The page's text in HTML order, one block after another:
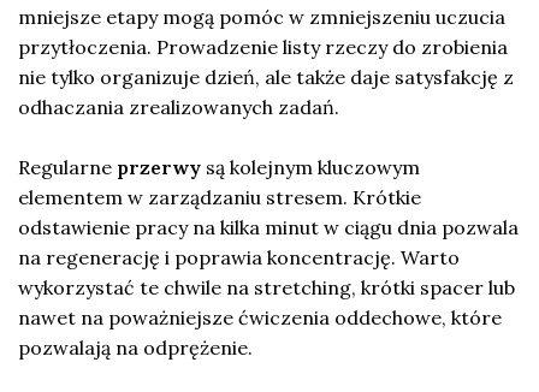
mniejsze etapy mogą pomóc w zmniejszeniu uczucia
przytłoczenia. Prowadzenie listy rzeczy do zrobienia
nie tylko organizuje dzień, ale także daje satysfakcję z
odhaczania zrealizowanych zadań.
Regularne przerwy są kolejnym kluczowym
elementem w zarządzaniu stresem. Krótkie
odstawienie pracy na kilka minut w ciągu dnia pozwala
na regenerację i poprawia koncentrację. Warto
wykorzystać te chwile na stretching, krótki spacer lub
nawet na poważniejsze ćwiczenia oddechowe, które
pozwalają na odprężenie.